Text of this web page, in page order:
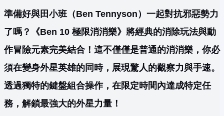
準備好與田小班（Ben Tennyson）一起對抗邪惡勢力
了嗎？《Ben 10 極限消消樂》將經典的消除玩法與動
作冒險元素完美結合！這不僅僅是普通的消消樂，你必
須在變身外星英雄的同時，展現驚人的觀察力與手速。
透過獨特的鍵盤組合操作，在限定時間內達成特定任
務，解鎖最強大的外星力量！